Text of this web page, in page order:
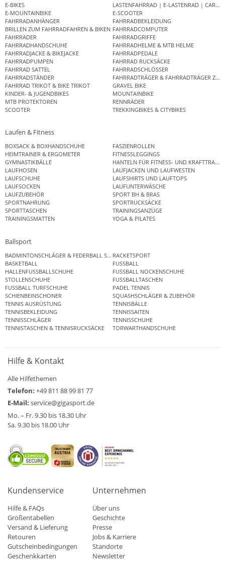
E-BIKES
LASTENFAHRRAD | E-LASTENRAD |
E-MOUNTAINBIKE
E-SCOOTER
FAHRRADANHÄNGER
FAHRRADBEKLEIDUNG
BRILLEN ZUM FAHRRADFAHREN & BIKEN FAHRRADCOMPUTER
FAHRRÄDER
FAHRRADGRIFFE
FAHRRADHANDSCHUHE
FAHRRADHELME & MTB HELME
FAHRRADJACKE & BIKEJACKE
FAHRRADPEDALE
FAHRRADPUMPEN
FAHRRAD RUCKSÄCKE
FAHRRAD SATTEL
FAHRRADSCHLÖSSER
FAHRRADSTÄNDER
FAHRRADTRÄGER & FAHRRADTRÄGER
FAHRRAD TRIKOT & BIKE TRIKOT
GRAVEL BIKE
KINDER- & JUGENDBIKES
MOUNTAINBIKE
MTB PROTEKTOREN
RENNRÄDER
SCOOTER
TREKKINGBIKES & CITYBIKES
Laufen & Fitness
BOXSACK & BOXHANDSCHUHE
FASZIENROLLEN
HEIMTRAINER & ERGOMETER
FITNESSLEGGINGS
GYMNASTIKBÄLLE
HANTELN FÜR FITNESS- UND
LAUFHOSEN
LAUFJACKEN UND LAUFWESTEN
LAUFSCHUHE
LAUFSHIRTS UND LAUFTOPS
LAUFSOCKEN
LAUFUNTERWÄSCHE
LAUFZUBEHÖR
SPORT BH & BRAS
SPORTNAHRUNG
SPORTRUCKSÄCKE
SPORTTASCHEN
TRAININGSANZÜGE
TRAININGSMATTEN
YOGA & PILATES
Ballsport
BADMINTONSCHLÄGER & FEDERBALL SETSRACKETSPORT
BASKETBALL
FUSSBALL
HALLENFUSSBALLSCHUHE
FUSSBALL NOCKENSCHUHE
STOLLENSCHUHE
FUSSBALLTASCHEN
FUSSBALL TURFSCHUHE
PADEL TENNIS
SCHIENBEINSCHONER
SQUASHSCHLÄGER & ZUBEHÖR
TENNIS AUSRÜSTUNG
TENNISBÄLLE
TENNISBEKLEIDUNG
TENNISSAITEN
TENNISSCHLÄGER
TENNISSCHUHE
TENNISTASCHEN & TENNISRUCKSÄCKE
TORWARTHANDSCHUHE
Hilfe & Kontakt
Alle Hilfethemen
Telefon: +49 811 88 99 81 77
E-Mail: service@gigasport.de
Mo. – Fr. 9.30 bis 18.30 Uhr
Sa. 9.30 bis 18.00 Uhr
Kundenservice
Hilfe & FAQs
Größentabellen
Versand & Lieferung
Retouren
Gutscheinbedingungen
Geschenkkarten
Unternehmen
Über uns
Geschichte
Presse
Jobs & Karriere
Standorte
Newsletter